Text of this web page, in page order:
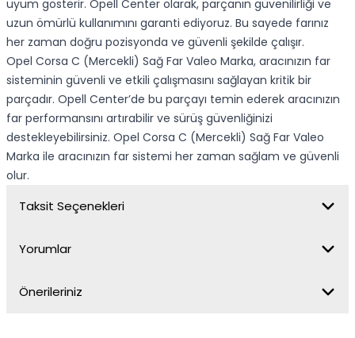
uyum gösterir. Opell Center olarak, parçanın güvenilirliği ve
uzun ömürlü kullanımını garanti ediyoruz. Bu sayede farınız
her zaman doğru pozisyonda ve güvenli şekilde çalışır.
Opel Corsa C (Mercekli) Sağ Far Valeo Marka, aracınızın far
sisteminin güvenli ve etkili çalışmasını sağlayan kritik bir
parçadır. Opell Center’de bu parçayı temin ederek aracınızın
far performansını artırabilir ve sürüş güvenliğinizi
destekleyebilirsiniz. Opel Corsa C (Mercekli) Sağ Far Valeo
Marka ile aracınızın far sistemi her zaman sağlam ve güvenli
olur.
Taksit Seçenekleri
Yorumlar
Önerileriniz